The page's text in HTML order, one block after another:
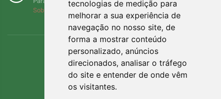
tecnologias de medição para
melhorar a sua experiência de
navegação no nosso site, de
forma a mostrar conteúdo
personalizado, anúncios
direcionados, analisar o tráfego
do site e entender de onde vêm
os visitantes.
Sobre nós